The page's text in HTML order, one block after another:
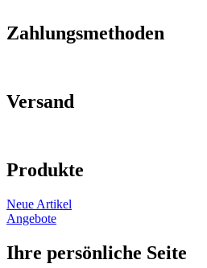
Zahlungsmethoden
Versand
Produkte
Neue Artikel
Angebote
Ihre persönliche Seite